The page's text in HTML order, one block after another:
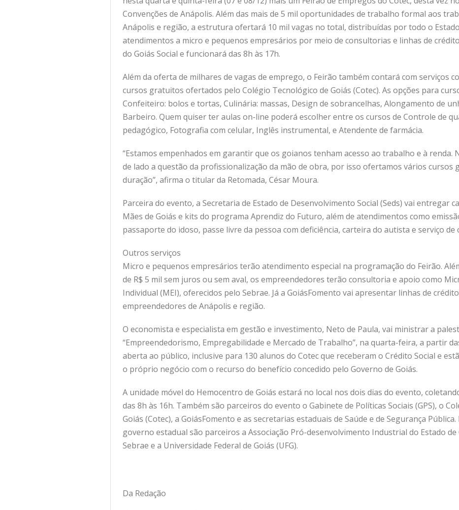
Convenções de Anápolis. Além das mais de 5 mil oportunidades de trabalho formal aos
Anápolis e região, a estrutura ofertará 10 mil vagas no total, distribuídas por todo o
atendimentos a micro e pequenos empresários por meio de consultorias e linhas de
do Goiás Social e funcionará das 8h às 17h.
Além da oferta de milhares de vagas de emprego, o Feirão também contará com serviços
cursos gratuitos ofertados pelo Colégio Tecnológico de Goiás (Cotec). As opções para
Confeiteiro: bolos e tortas, Culinária: massas, Design de sobrancelhas, Alongamento de
Barbeiro. Quem quiser ter aulas on-line poderá escolher entre os cursos de Controle de
pedagógico, Fotografia com celular, Inglês instrumental, e Atendente de farmácia.
“Estamos empenhados em garantir que os goianos tenham acesso ao trabalho e à renda.
de lado a questão da profissionalização da mão de obra, por isso ofertamos vários cursos
duração”, afirma o titular da Retomada, César Moura.
Parceira do evento, a Secretaria de Estado de Desenvolvimento Social (Seds) vai entregar
Mães de Goiás e kits do programa Aprendiz do Futuro, além de atendimentos como
passaporte do idoso, passe livre da pessoa com deficiência, carteira do autista e serviço de
Outros serviços
Micro e pequenos empresários terão atendimento especial na programação do Feirão.
de R$ 5 mil sem juros ou sem aval, os empreendedores terão consultoria e apoio como
Individual (MEI), oferecidos pelo Sebrae. Já a GoiásFomento vai apresentar linhas de
empreendedores de Anápolis e região.
O economista e especialista em gestão e investimento, Neto de Paula, vai ministrar a
“Empreendedorismo, Empregabilidade e Mercado de Trabalho”, na quarta-feira, a partir
aberta ao público, inclusive para 130 alunos do Cotec que receberam o Crédito Social e
o próprio negócio com o recurso do benefício concedido pelo Governo de Goiás.
A unidade móvel do Hemocentro de Goiás estará no local nos dois dias do evento,
das 8h às 16h. Também são parceiros do evento o Gabinete de Políticas Sociais (GPS), o
Goiás (Cotec), a GoiásFomento e as secretarias estaduais de Saúde e de Segurança
governo estadual são parceiros a Associação Pró-desenvolvimento Industrial do Estado de
Sebrae e a Universidade Federal de Goiás (UFG).
Da Redação